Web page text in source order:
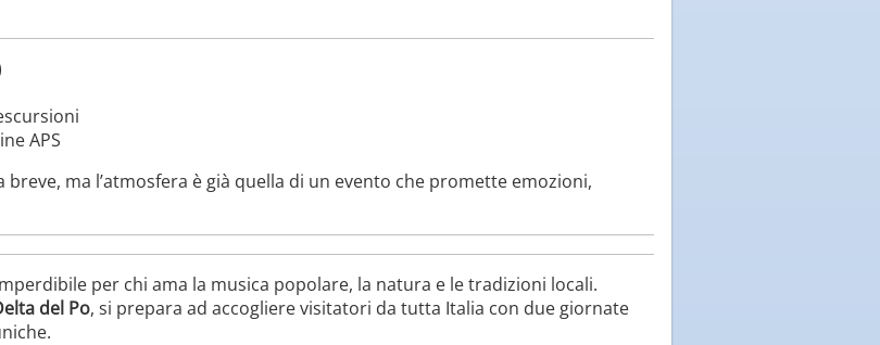
APS
ma l’atmosfera è già quella di un evento che promette emozioni,
per chi ama la musica popolare, la natura e le tradizioni locali.
del Po, si prepara ad accogliere visitatori da tutta Italia con due giornate